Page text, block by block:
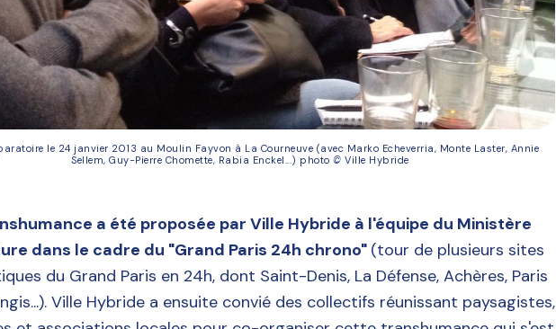
le 24 janvier 2013 au Moulin Fayvon à La Courneuve (avec Marko Echeverria, Monte Laster, Annie
Sellem, Guy-Pierre Chomette, Rabia Enckel...) photo © Ville Hybride
a été proposée par Ville Hybride à l'équipe du Ministère
dans le cadre du "Grand Paris 24h chrono" (tour de plusieurs sites
du Grand Paris en 24h, dont Saint-Denis, La Défense, Achères, Paris
Ville Hybride a ensuite convié des collectifs réunissant paysagistes,